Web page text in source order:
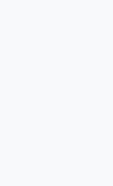
지속적으로 제품
재구매를 촉진하
5. 온라인 강좌 및
온라인 강좌와 웨비나
화할 수 있게 해줍니다
그, 업계 전문가 사이트
이 전략을 구현하려면